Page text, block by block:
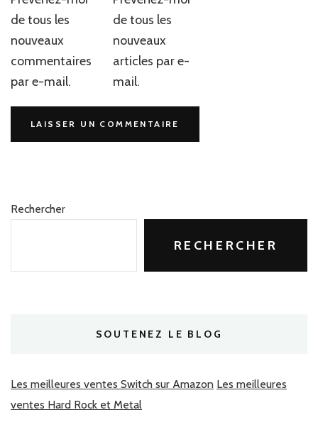
de tous les
nouveaux
commentaires
par e-mail.
de tous les
nouveaux
articles par e-
mail.
Rechercher
RECHERCHER
SOUTENEZ LE BLOG
Les meilleures ventes Switch sur Amazon Les meilleures
ventes Hard Rock et Metal